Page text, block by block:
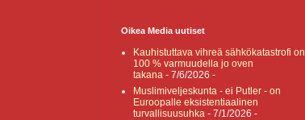
Oikea Media uutiset
Kauhistuttava vihreä sähkökatastrofi on
100 % varmuudella jo oven
takana - 7/6/2026 -
Muslimiveljeskunta - ei Putler - on
Euroopalle eksistentiaalinen
turvallisuusuhka - 7/1/2026 -